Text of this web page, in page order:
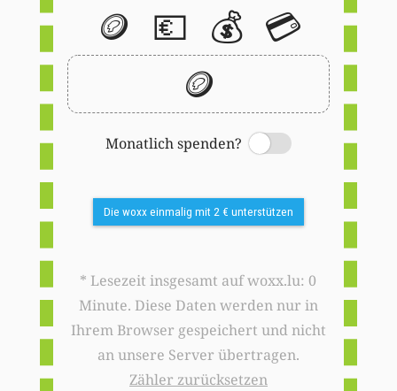
🪙 💶 💰 💳
🪙
Monatlich spenden?
Switch
Die woxx einmalig mit 2 € unterstützen
* Lesezeit insgesamt auf woxx.lu: 0
Minute. Diese Daten werden nur in
Ihrem Browser gespeichert und nicht
an unsere Server übertragen.
Zähler zurücksetzen